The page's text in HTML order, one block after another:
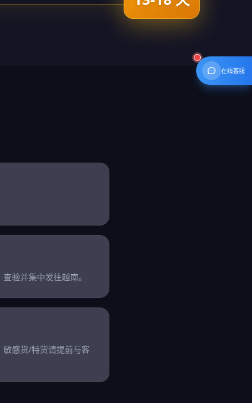
验并集中发往越南。
感货/特货请提前与客
在线客服